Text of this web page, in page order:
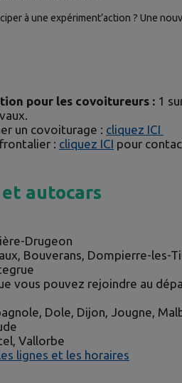
à une expériment’action ? Une
pour les covoitureurs : 1
un covoiturage : cliquez ICI
: cliquez ICI pour
et autocars
Drugeon
Bouverans, Dompierre-les-
vous pouvez rejoindre au
Dole, Dijon, Jougne,
Vallorbe
lignes et les horaires